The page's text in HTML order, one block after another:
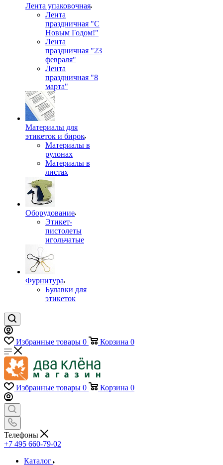
Лента упаковочная
Лента
праздничная "С
Новым Годом!"
Лента
праздничная "23
февраля"
Лента
праздничная "8
марта"
Материалы для
этикеток и бирок
Материалы в
рулонах
Материалы в
листах
Оборудование
Этикет-
пистолеты
игольчатые
Фурнитура
Булавки для
этикеток
Избранные товары 0 Корзина 0
Избранные товары 0 Корзина 0
Телефоны
+7 495 660-79-02
Каталог